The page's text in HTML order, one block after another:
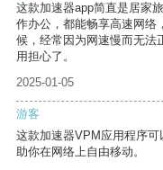
这款加速器app简直是居家
作办公，都能畅享高速网络
候，经常因为网速慢而无法
用担心了。
2025-01-05
游客
这款加速器VPM应用程序
助你在网络上自由移动。